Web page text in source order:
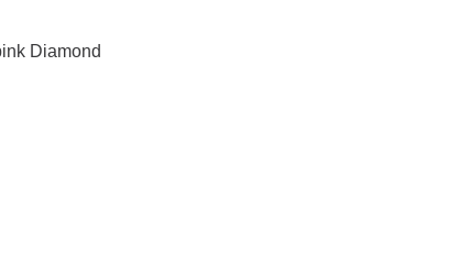
Diamond